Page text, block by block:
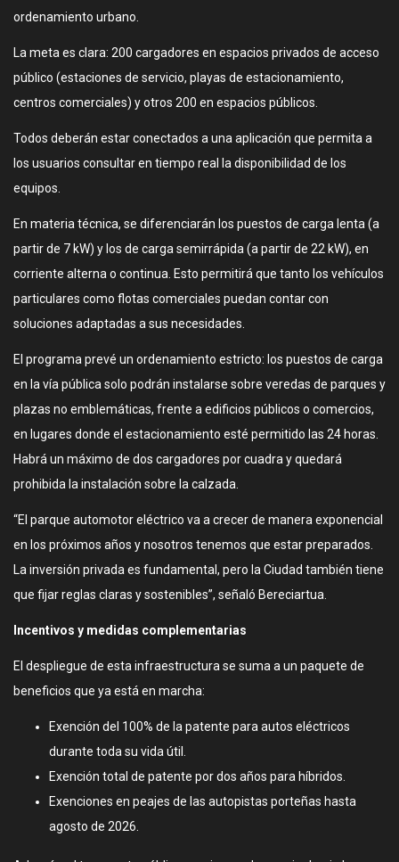
ordenamiento urbano.
La meta es clara: 200 cargadores en espacios privados de acceso
público (estaciones de servicio, playas de estacionamiento,
centros comerciales) y otros 200 en espacios públicos.
Todos deberán estar conectados a una aplicación que permita a
los usuarios consultar en tiempo real la disponibilidad de los
equipos.
En materia técnica, se diferenciarán los puestos de carga lenta (a
partir de 7 kW) y los de carga semirrápida (a partir de 22 kW), en
corriente alterna o continua. Esto permitirá que tanto los vehículos
particulares como flotas comerciales puedan contar con
soluciones adaptadas a sus necesidades.
El programa prevé un ordenamiento estricto: los puestos de carga
en la vía pública solo podrán instalarse sobre veredas de parques y
plazas no emblemáticas, frente a edificios públicos o comercios,
en lugares donde el estacionamiento esté permitido las 24 horas.
Habrá un máximo de dos cargadores por cuadra y quedará
prohibida la instalación sobre la calzada.
“El parque automotor eléctrico va a crecer de manera exponencial
en los próximos años y nosotros tenemos que estar preparados.
La inversión privada es fundamental, pero la Ciudad también tiene
que fijar reglas claras y sostenibles”, señaló Bereciartua.
Incentivos y medidas complementarias
El despliegue de esta infraestructura se suma a un paquete de
beneficios que ya está en marcha:
Exención del 100% de la patente para autos eléctricos
durante toda su vida útil.
Exención total de patente por dos años para híbridos.
Exenciones en peajes de las autopistas porteñas hasta
agosto de 2026.